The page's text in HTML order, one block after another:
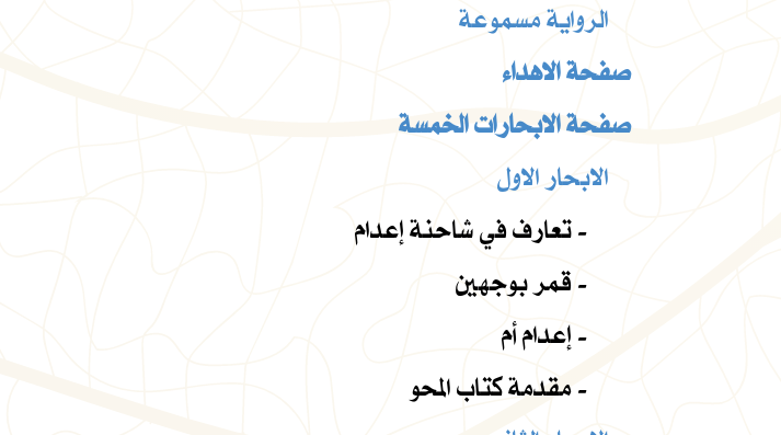
الرواية مسموعة
صفحة الاهداء
صفحة الابحارات الخمسة
الابحار الاول
تعارف في شاحنة إعدام -
قمر بوجهين -
إعدام أم -
مقدمة كتاب المحو -